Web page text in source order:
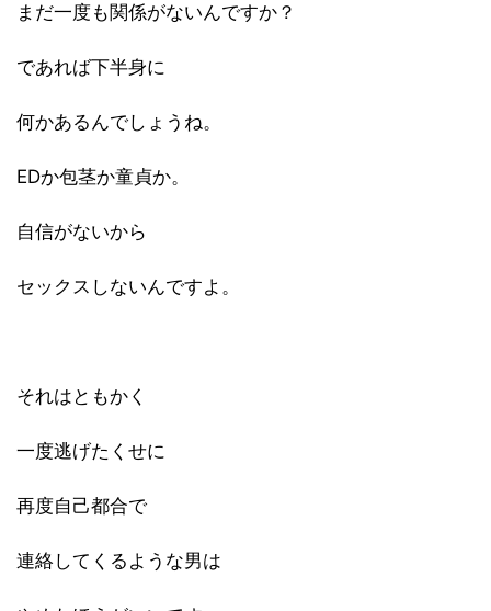
まだ一度も関係がないんですか？
であれば下半身に
何かあるんでしょうね。
EDか包茎か童貞か。
自信がないから
セックスしないんですよ。
それはともかく
一度逃げたくせに
再度自己都合で
連絡してくるような男は